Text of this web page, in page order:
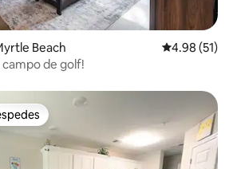
Beach Calificación
4.98 (51)
campo de golf!